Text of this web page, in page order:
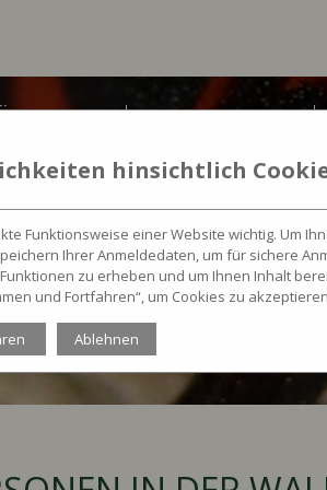
(AUS)BILDUNG
hinsichtlich
Funktionsweise einer Website wichtig. Um
Ihrer Anmeldedaten, um für sichere
zu erheben und um Ihnen Inhalt
und Fortfahren“, um Cookies zu
Ablehnen